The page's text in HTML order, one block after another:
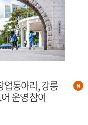
업동아리, 강릉
운영 참여